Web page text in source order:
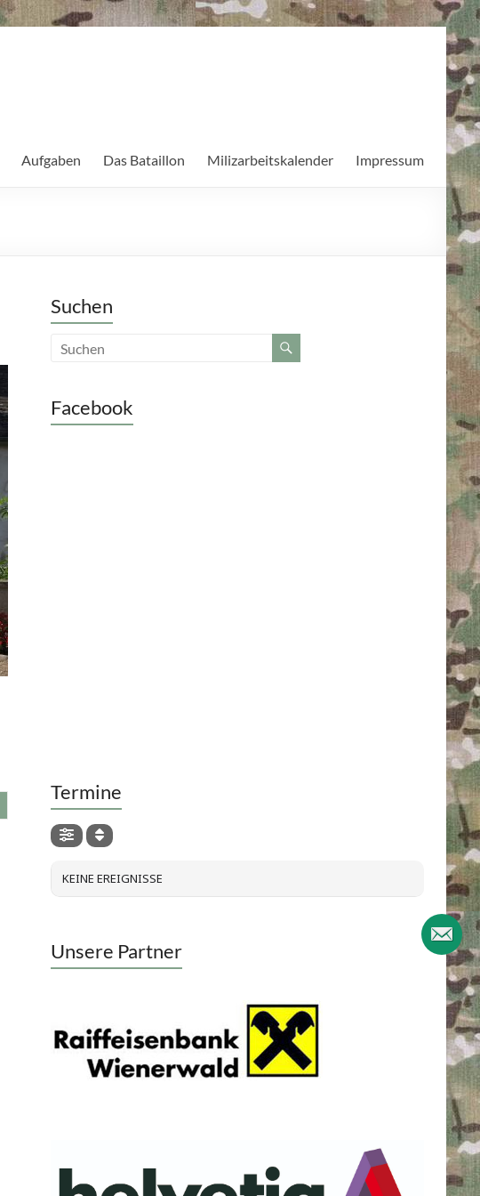
Aufgaben Das Bataillon Milizarbeitskalender Impressum
Suchen
Facebook
Termine
KEINE EREIGNISSE
Unsere Partner